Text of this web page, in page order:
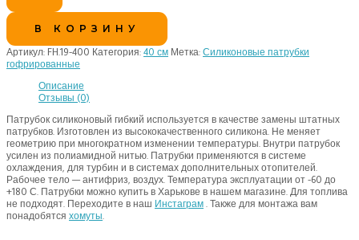
В КОРЗИНУ
Артикул: FH.19-400 Категория: 40 см Метка: Силиконовые патрубки
гофрированные
Описание
Отзывы (0)
Патрубок силиконовый гибкий используется в качестве замены штатных
патрубков. Изготовлен из высококачественного силикона. Не меняет
геометрию при многократном изменении температуры. Внутри патрубок
усилен из полиамидной нитью. Патрубки применяются в системе
охлаждения, для турбин и в системах дополнительных отопителей.
Рабочее тело — антифриз, воздух. Температура эксплуатации от -60 до
+180 С. Патрубки можно купить в Харькове в нашем магазине. Для топлива
не подходят. Переходите в наш Инстаграм . Также для монтажа вам
понадобятся хомуты.